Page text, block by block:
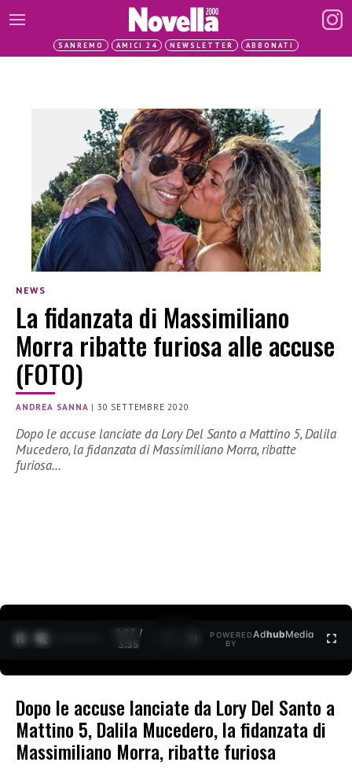
SANREMO AMICI 24 NEWSLETTER ABBONATI
NEWS
La fidanzata di Massimiliano
Morra ribatte furiosa alle accuse
(FOTO)
ANDREA SANNA |30 SETTEMBRE 2020
Dopo le accuse lanciate da Lory Del Santo a Mattino 5, Dalila
Mucedero, la fidanzata di Massimiliano Morra, ribatte
furiosa…
0:28 /
3:35
POWERED
BY
AdhubMedia
Dopo le accuse lanciate da Lory Del Santo a
Mattino 5, Dalila Mucedero, la fidanzata di
Massimiliano Morra, ribatte furiosa